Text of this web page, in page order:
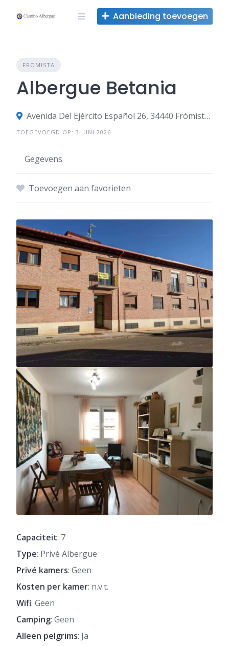
naar
Aanbieding toevoegen
FROMISTA
Albergue Betania
Avenida Del Ejército Español 26, 34440 Frómista, Palencia, Spanje
TOEGEVOEGD OP: 3 JUNI 2026
Gegevens
Toevoegen aan favorieten
Capaciteit: 7
Type: Privé Albergue
Privé kamers: Geen
Kosten per kamer: n.v.t.
Wifi: Geen
Camping: Geen
Alleen pelgrims: Ja